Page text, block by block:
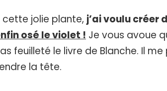
jolie plante, j’ai voulu créer
osé le violet ! Je vous avoue
feuilleté le livre de Blanche. Il
la tête.